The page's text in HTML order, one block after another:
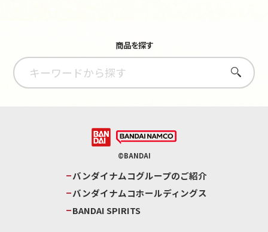
商品を探す
さがす
©BANDAI
バンダイナムコグループのご紹介
バンダイナムコホールディングス
BANDAI SPIRITS